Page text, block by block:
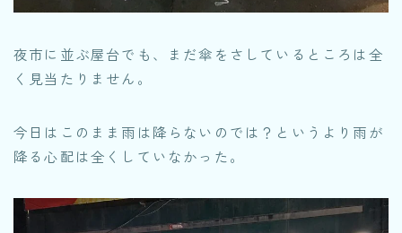
夜市に並ぶ屋台でも、まだ傘をさしているところは全
く見当たりません。
今日はこのまま雨は降らないのでは？というより雨が
降る心配は全くしていなかった。